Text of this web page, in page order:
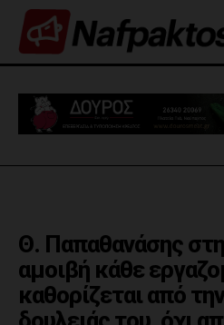
Θ. Παπαθανάσης
αμοιβή κάθε
καθορίζεται από